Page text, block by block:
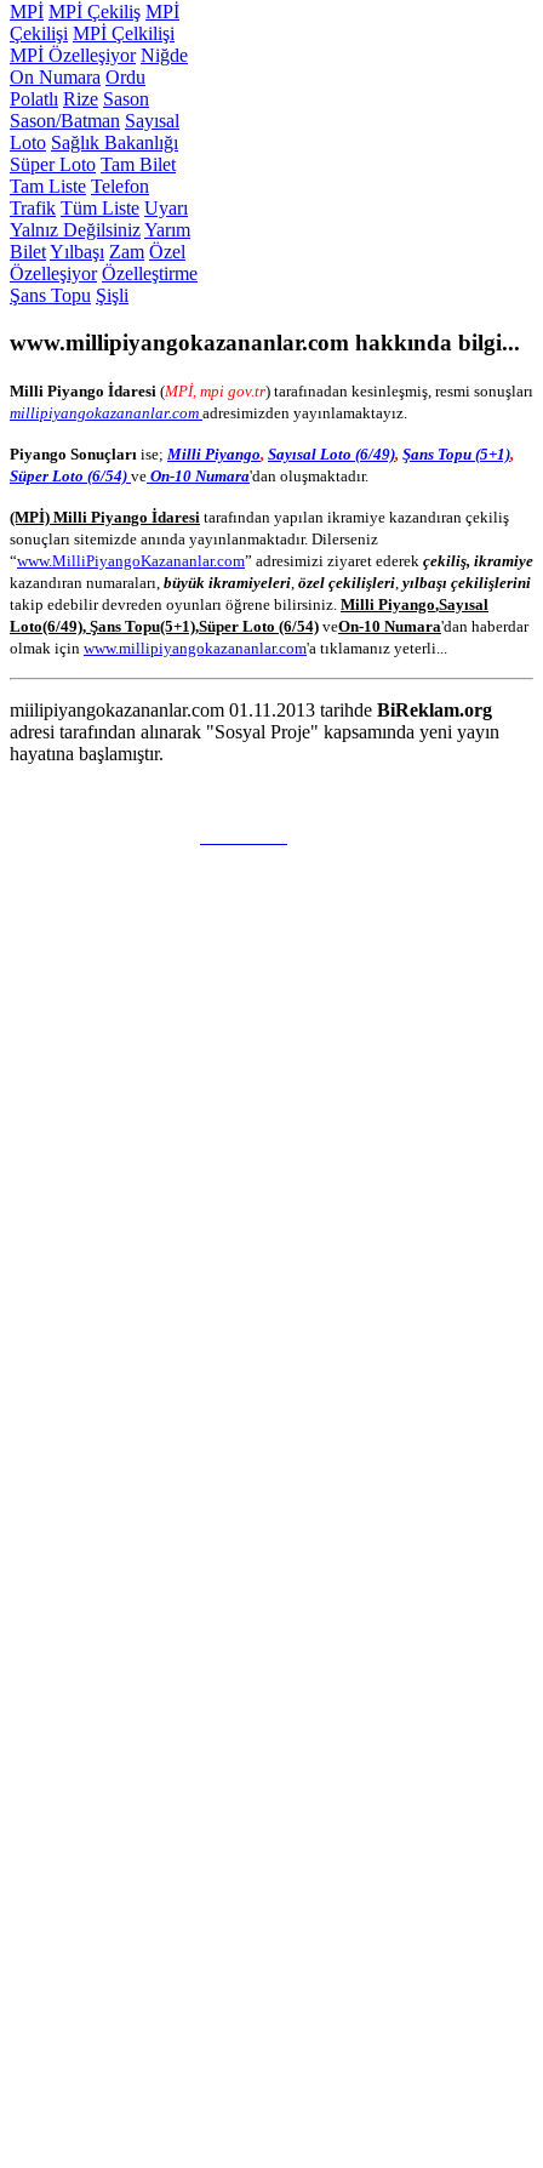
MPİ MPİ Çekiliş MPİ
Çekilişi MPİ Çelkilişi
MPİ Özelleşiyor Niğde
On Numara Ordu
Polatlı Rize Sason
Sason/Batman Sayısal
Loto Sağlık Bakanlığı
Süper Loto Tam Bilet
Tam Liste Telefon
Trafik Tüm Liste Uyarı
Yalnız DeğilsinizYarım
BiletYılbaşı Zam Özel
Özelleşiyor Özelleştirme
Şans Topu Şişli
www.millipiyangokazananlar.com hakkında bilgi...
Milli Piyango İdaresi (MPİ, mpi gov.tr) tarafınadan kesinleşmiş, resmi sonuşları
millipiyangokazananlar.com adresimizden yayınlamaktayız.
Piyango Sonuçları ise; Milli Piyango, Sayısal Loto (6/49), Şans Topu (5+1),
Süper Loto (6/54) ve On-10 Numara'dan oluşmaktadır.
(MPİ) Milli Piyango İdaresi tarafından yapılan ikramiye kazandıran çekiliş
sonuçları sitemizde anında yayınlanmaktadır. Dilerseniz
“www.MilliPiyangoKazananlar.com” adresimizi ziyaret ederek çekiliş, ikramiye
kazandıran numaraları, büyük ikramiyeleri özel çekilişleri yılbaşı çekilişlerini
takip edebilir devreden oyunları öğrene bilirsiniz. Milli Piyango,Sayısal
Loto(6/49), Şans Topu(5+1),Süper Loto (6/54) veOn-10 Numara'dan haberdar
olmak için www.millipiyangokazananlar.com'a tıklamanız yeterli...
miilipiyangokazananlar.com 01.11.2013 tarihde BiReklam.org
adresi tarafından alınarak "Sosyal Proje" kapsamında yeni yayın
hayatına başlamıştır.